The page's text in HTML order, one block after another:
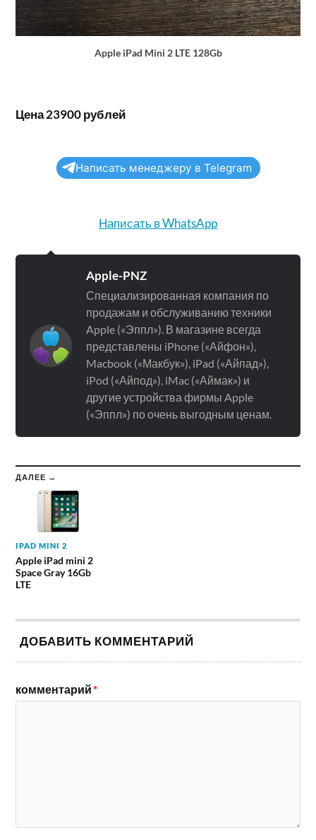
Apple iPad Mini 2 LTE 128Gb
Цена 23900 рублей
Написать менеджеру в Telegram
Написать в WhatsApp
Apple-PNZ
Специализированная компания по
продажам и обслуживанию техники
Apple («Эппл»). В магазине всегда
представлены iPhone («Айфон»),
Macbook («Макбук»), iPad («Айпад»),
iPod («Айпод»), iMac («Аймак») и
другие устройства фирмы Apple
(«Эппл») по очень выгодным ценам.
ДАЛЕЕ →
IPAD MINI 2
Apple iPad mini 2
Space Gray 16Gb
LTE
ДОБАВИТЬ КОММЕНТАРИЙ
комментарий*